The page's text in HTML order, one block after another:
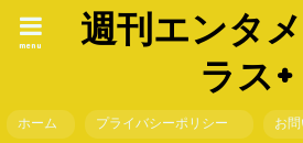
週刊エンタ
ラス+
menu
ホーム プライバシーポリシー お